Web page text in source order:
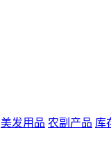
美发用品 农副产品 库